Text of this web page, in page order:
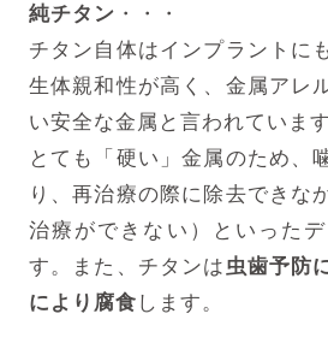
純チタン ・・・
チタン自体はインプラントに
生体親和性が高く、金属アレ
い安全な金属と言われています
とても「硬い」金属のため、
り、再治療の際に除去できな
治療ができない）といった
す。また、チタンは 虫歯予防
により腐食 します。